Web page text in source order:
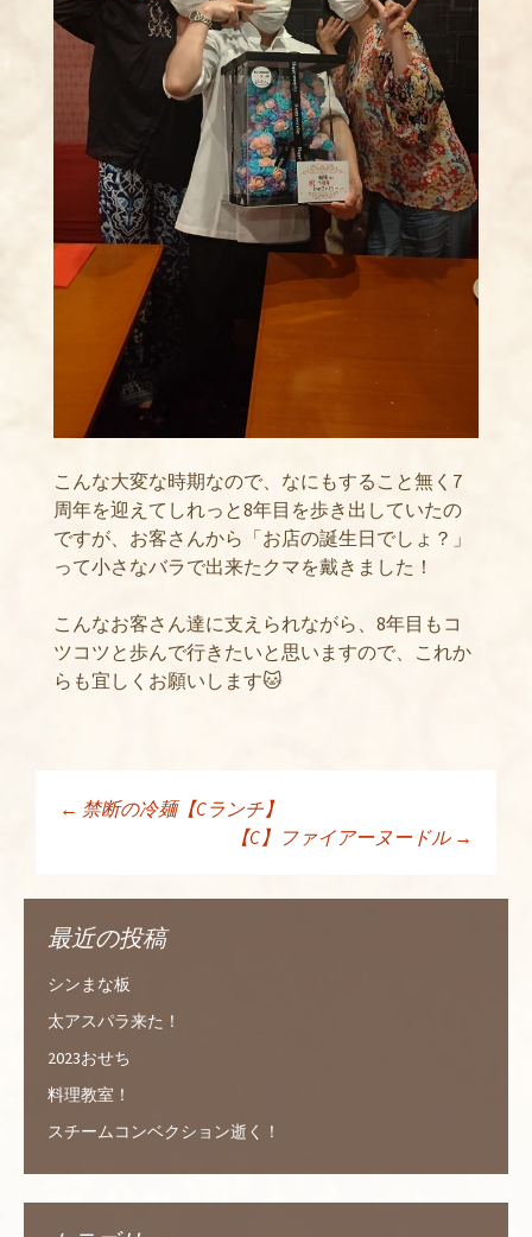
こんな大変な時期なので、なにもすること無く7
周年を迎えてしれっと8年目を歩き出していたの
ですが、お客さんから「お店の誕生日でしょ？」
って小さなバラで出来たクマを戴きました！
こんなお客さん達に支えられながら、8年目もコ
ツコツと歩んで行きたいと思いますので、これか
らも宜しくお願いします🐱
投稿ナビゲーショ
ン
← 禁断の冷麺【Cランチ】
【C】ファイアーヌードル →
最近の投稿
シンまな板
太アスパラ来た！
2023おせち
料理教室！
スチームコンベクション逝く！